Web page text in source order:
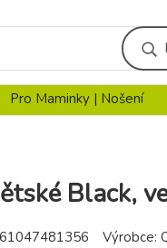
Pro Maminky | Nošení
Black,
Výrobce: